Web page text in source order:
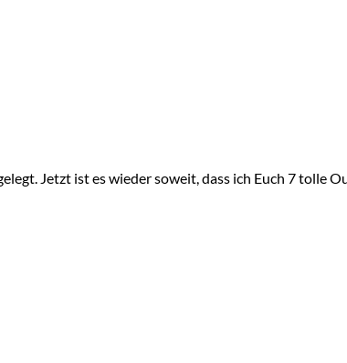
Jetzt ist es wieder soweit, dass ich Euch 7 tolle